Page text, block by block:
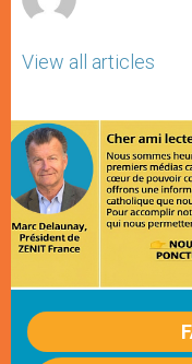
View all articles